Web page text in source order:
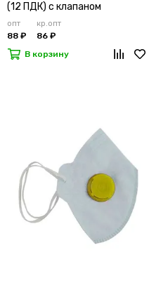
(12 ПДК) с клапаном
опт
88 ₽
кр.опт
86 ₽
В корзину